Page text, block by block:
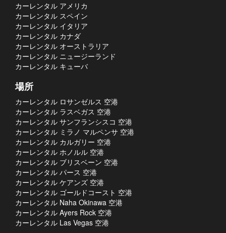
カーレンタル アメリカ
カーレンタル スペイン
カーレンタル イタリア
カーレンタル カナダ
カーレンタル オーストラリア
カーレンタル ニュージーランド
カーレンタル キューバ
場所
カーレンタル ロサンゼルス 空港
カーレンタル ラスベガス 空港
カーレンタル サンフランシスコ 空港
カーレンタル ミラノ マルペンサ 空港
カーレンタル カルガリー 空港
カーレンタル ホノルル 空港
カーレンタル ブリスベーン 空港
カーレンタル パース 空港
カーレンタル ケアンズ 空港
カーレンタル ゴールドコースト 空港
カーレンタル Naha Okinawa 空港
カーレンタル Ayers Rock 空港
カーレンタル Las Vegas 空港